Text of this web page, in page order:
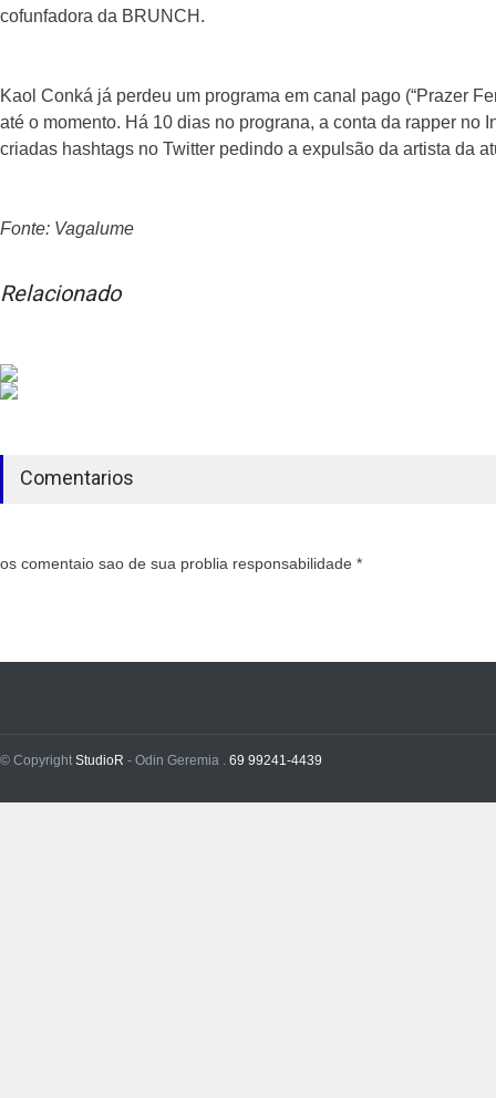
cofunfadora da BRUNCH.
Kaol Conká já perdeu um programa em canal pago (“Prazer
até o momento. Há 10 dias no prograna, a conta da rapper no
criadas hashtags no Twitter pedindo a expulsão da artista da
Fonte: Vagalume
Relacionado
Comentarios
os comentaio sao de sua problia responsabilidade *
© Copyright StudioR - Odin Geremia . 69 99241-4439